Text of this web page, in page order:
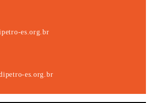
es.org.br
es.org.br